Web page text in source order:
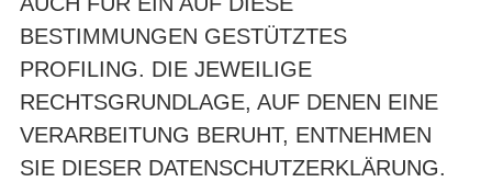
BESTIMMUNGEN GESTÜTZTES
PROFILING. DIE JEWEILIGE
RECHTSGRUNDLAGE, AUF DENEN EINE
VERARBEITUNG BERUHT, ENTNEHMEN
SIE DIESER DATENSCHUTZERKLÄRUNG.